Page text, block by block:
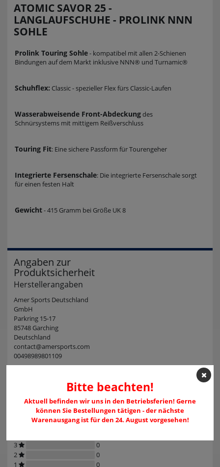
ATOMIC SAVOR 25 -
LANGLAUFSCHUHE - PROLINK NNN
SOHLE
Prolink Touring Sohle- kompatibel mit allen 2-Schienen
Bindungen auf dem Markt inklusive NNN® und Turnamic®
Schuhflex: Classic - spezieller Flex fürs Classic-Laufen
Wasserabweisende Front-Abdeckungdes
Schnürsystems mit mittigem Reißverschluss
Touring Fit: Eine sichere Passform für Tourengeher
Integrierte Fersenschale: Die integrierte Fersenschale sorgt
für einen festen Halt
Gewicht- 415 Gramm bei Größe UK 8
Angaben zur
Produktsicherheit
Herstellerangaben
Amer Sports Deutschland
GmbH
Parkring 15-17
85748 Garching
Deutschland
contact@amersports.com
00498989801109
Kundenrezensionen(0)
0
3
0
2
0
1
0
Bitte beachten!
Aktuell befinden wir uns in den Betriebsferien! Gerne
können Sie Bestellungen tätigen - der nächste
Warenausgang ist für den 24. August vorgesehen!